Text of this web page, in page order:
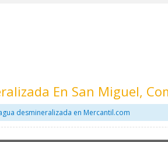
En San Miguel,
desmineralizada en Mercantil.com